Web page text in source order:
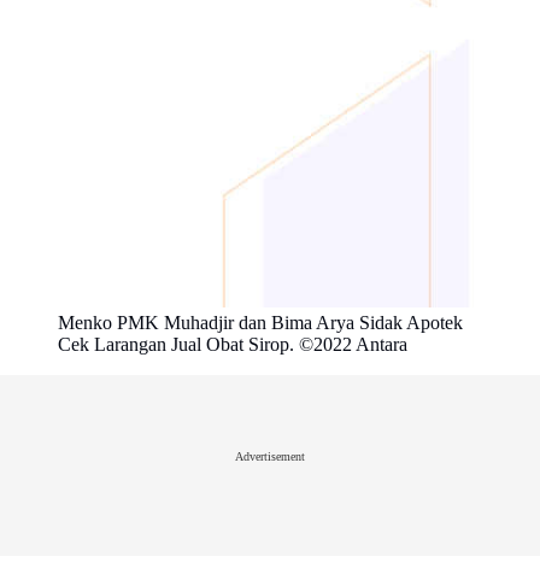
Menko PMK Muhadjir dan Bima Arya Sidak Apotek
Cek Larangan Jual Obat Sirop. ©2022 Antara
Advertisement